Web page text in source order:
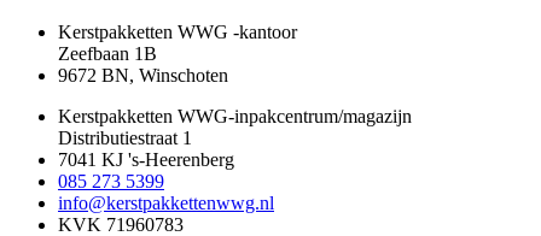
Kerstpakketten WWG -kantoor
Zeefbaan 1B
9672 BN, Winschoten
Kerstpakketten WWG-inpakcentrum/magazijn
Distributiestraat 1
7041 KJ 's-Heerenberg
085 273 5399
info@kerstpakkettenwwg.nl
KVK 71960783